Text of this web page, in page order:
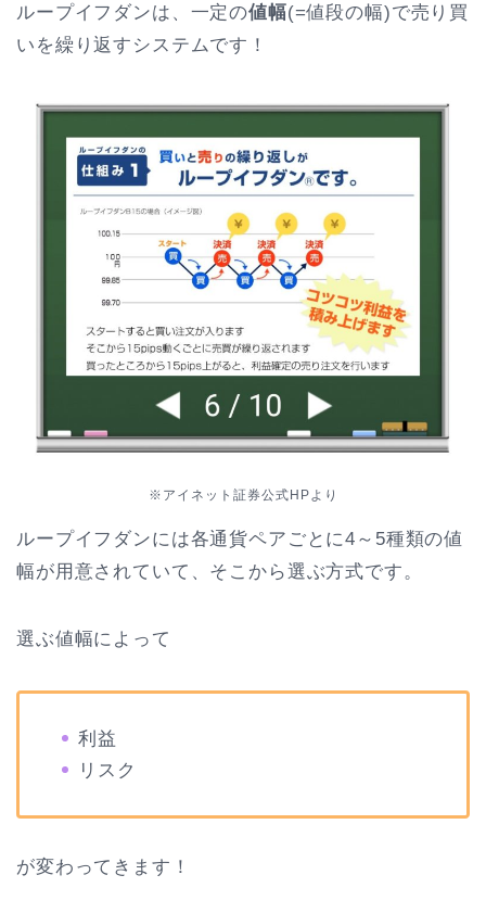
ループイフダンは、一定の値幅(=値段の幅)で売り買
いを繰り返すシステムです！
※アイネット証券公式HPより
ループイフダンには各通貨ペアごとに4～5種類の値
幅が用意されていて、そこから選ぶ方式です。
選ぶ値幅によって
利益
リスク
が変わってきます！